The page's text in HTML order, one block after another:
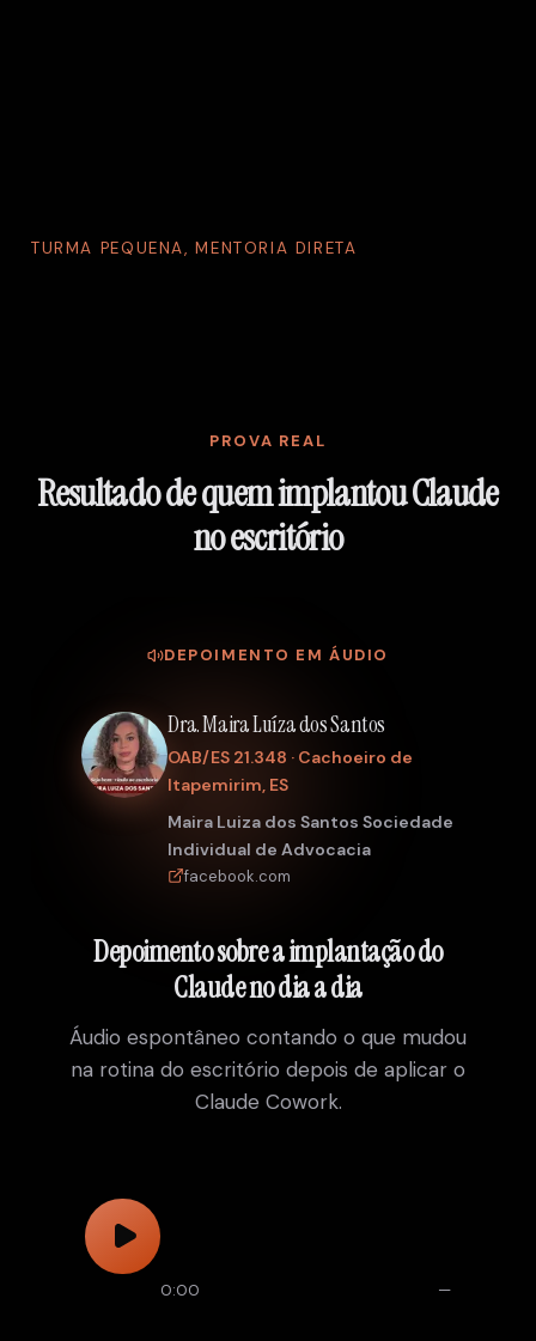
TURMA PEQUENA, MENTORIA DIRETA
PROVA REAL
Resultado de quem implantou Claude
no escritório
DEPOIMENTO EM ÁUDIO
Dra. Maira Luíza dos Santos
OAB/ES 21.348 · Cachoeiro de
Itapemirim, ES
Maira Luiza dos Santos Sociedade
Individual de Advocacia
facebook.com
Depoimento sobre a implantação do
Claude no dia a dia
Áudio espontâneo contando o que mudou
na rotina do escritório depois de aplicar o
Claude Cowork.
0:00 —